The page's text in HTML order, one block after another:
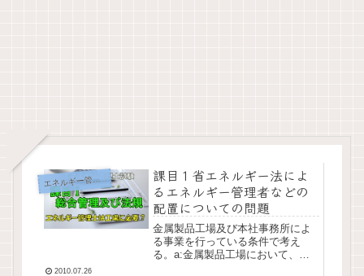
エ
ネルギー管理士
課目１省エネルギー法によ
るエネルギー管理者などの
配置についての問題
金属製品工場及び本社事務所によ
る事業を行っている条件で考え
る。a:金属製品工場において、ボ
2010.07.26